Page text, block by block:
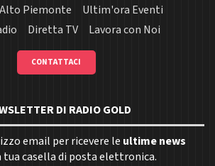
Piemonte
Ultim'ora Eventi
Diretta TV Lavora con Noi
CONTATTACI
DI RADIO GOLD
email per ricevere le ultime news
casella di posta elettronica.